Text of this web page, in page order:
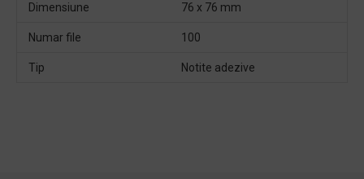
Dimensiune 76 x 76 mm
Numar file 100
Tip Notite adezive